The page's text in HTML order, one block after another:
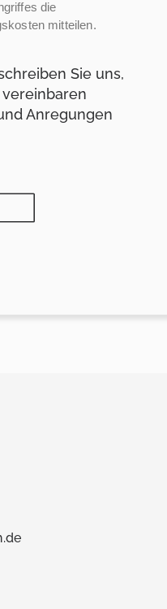
die
mitteilen.
Sie uns,
Anregungen